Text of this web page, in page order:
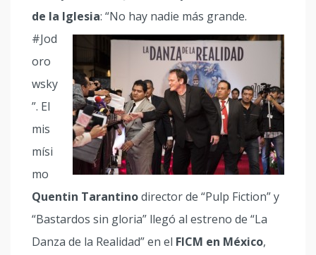
de la Iglesia: “No hay nadie más grande.
#Jod
oro
wsky
”. El
mis
mísi
mo
Quentin Tarantinodirector de “Pulp Fiction” y
“Bastardos sin gloria” llegó al estreno de “La
Danza de la Realidad” en el FICM en México,